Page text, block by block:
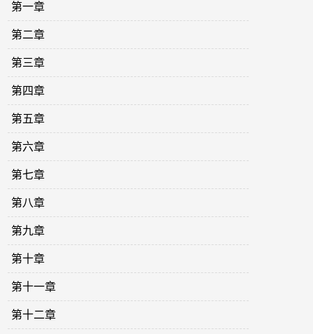
第一章
第二章
第三章
第四章
第五章
第六章
第七章
第八章
第九章
第十章
第十一章
第十二章